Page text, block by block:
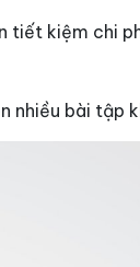
tiết kiệm chi
nhiều bài tập